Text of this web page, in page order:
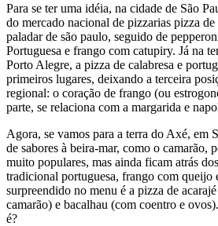
Para se ter uma idéia, na cidade de São
do mercado nacional de pizzarias pizza
paladar de são paulo, seguido de
Portuguesa e frango com catupiry. Já na
Porto Alegre, a pizza de calabresa e
primeiros lugares, deixando a terceira
regional: o coração de frango (ou
parte, se relaciona com a margarida e
Agora, se vamos para a terra do Axé, em
de sabores à beira-mar, como o camarão,
muito populares, mas ainda ficam atrás
tradicional portuguesa, frango com queijo
surpreendido no menu é a pizza de
camarão) e bacalhau (com coentro e
é?